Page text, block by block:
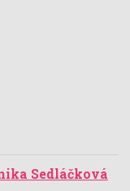
Sedláčková